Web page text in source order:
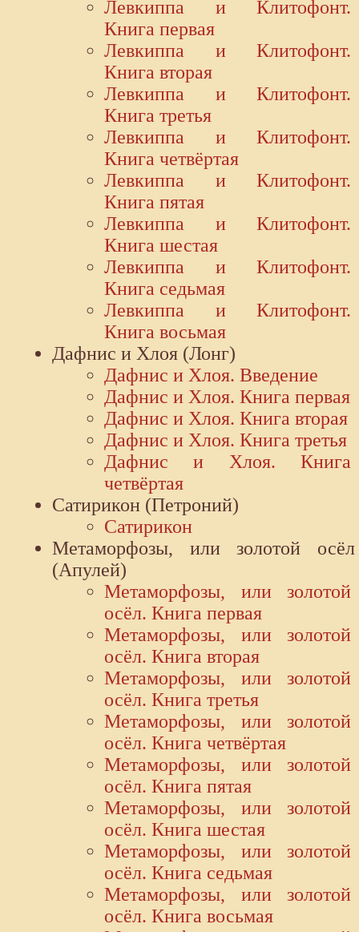
Левкиппа и Клитофонт.
Книга первая
Левкиппа и Клитофонт.
Книга вторая
Левкиппа и Клитофонт.
Книга третья
Левкиппа и Клитофонт.
Книга четвёртая
Левкиппа и Клитофонт.
Книга пятая
Левкиппа и Клитофонт.
Книга шестая
Левкиппа и Клитофонт.
Книга седьмая
Левкиппа и Клитофонт.
Книга восьмая
Дафнис и Хлоя (Лонг)
Дафнис и Хлоя. Введение
Дафнис и Хлоя. Книга первая
Дафнис и Хлоя. Книга вторая
Дафнис и Хлоя. Книга третья
Дафнис и Хлоя. Книга
четвёртая
Сатирикон (Петроний)
Сатирикон
Метаморфозы, или золотой осёл
(Апулей)
Метаморфозы, или золотой
осёл. Книга первая
Метаморфозы, или золотой
осёл. Книга вторая
Метаморфозы, или золотой
осёл. Книга третья
Метаморфозы, или золотой
осёл. Книга четвёртая
Метаморфозы, или золотой
осёл. Книга пятая
Метаморфозы, или золотой
осёл. Книга шестая
Метаморфозы, или золотой
осёл. Книга седьмая
Метаморфозы, или золотой
осёл. Книга восьмая